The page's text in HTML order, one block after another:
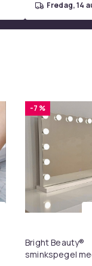
fredag, 14
lampor med 2
till Duschtröskel /
-7 %
Bright Beauty®
sminkspegel